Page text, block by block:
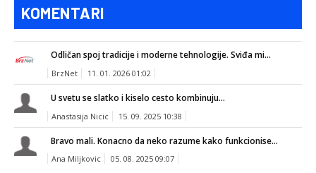
KOMENTARI
Odličan spoj tradicije i moderne tehnologije. Sviđa mi...
BrzNet 11. 01. 2026 01:02
U svetu se slatko i kiselo cesto kombinuju...
Anastasija Nicic 15. 09. 2025 10:38
Bravo mali. Konacno da neko razume kako funkcionise...
Ana Miljkovic 05. 08. 2025 09:07